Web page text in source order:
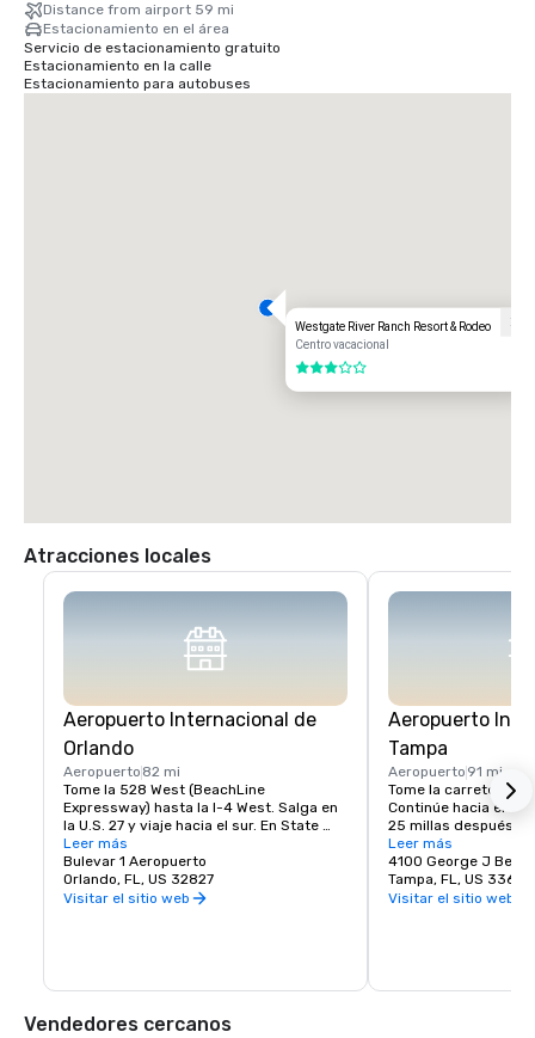
Distance from airport 59 mi
Estacionamiento en el área
Servicio de estacionamiento gratuito
Estacionamiento en la calle
Estacionamiento para autobuses
Westgate River Ranch Resort & Rodeo
Centro vacacional
3 de 5
Atracciones locales
Aeropuerto Internacional de
Orlando
Aeropuerto 82 mi
Tome la 528 West (BeachLine
Expressway) hasta la I-4 West. Salga en
la U.S. 27 y viaje hacia el sur. En State
Road 60 (salida Lake Wales), gire a la
izquierda y viaje hacia el este durante
aproximadamente 25 millas. Westgate
River Ranch estará a su derecha.
Leer más
Bulevar 1 Aeropuerto
Orlando, FL, US 32827
Visitar el sitio web
Aeropuerto
Tampa
Aeropuerto 91 mi
Tome la carretera
Continúe hacia el
25 millas después
River Ranch estará
Leer más
4100 George J Bean
Tampa, FL, US 33607
Visitar el sitio web
Vendedores cercanos